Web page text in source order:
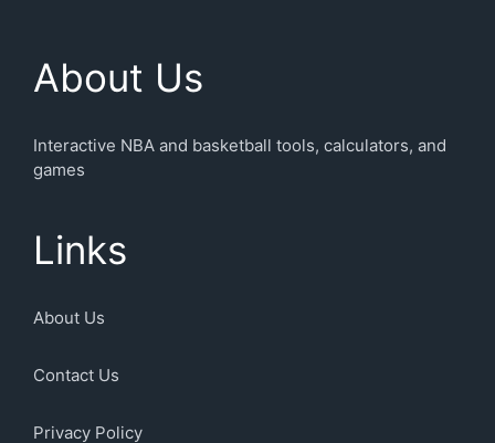
About Us
Interactive NBA and basketball tools, calculators, and
games
Links
About Us
Contact Us
Privacy Policy